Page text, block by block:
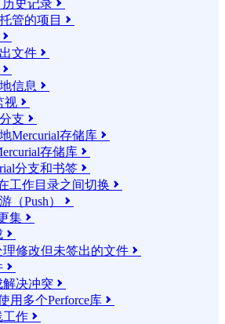
史记录 
管的项目 

文件 

信息 
视 
支 
Mercurial存储库 
存储库 
分支和书签 
工作目录之间切换 
（Push） 
集 

理修改但未签出的文件 

解决冲突 
用多个Perforce库 
工作 